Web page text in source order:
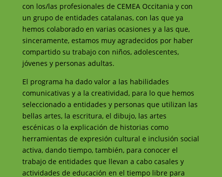
con los/las profesionales de CEMEA Occitania y con
un grupo de entidades catalanas, con las que ya
hemos colaborado en varias ocasiones y a las que,
sinceramente, estamos muy agradecidos por haber
compartido su trabajo con niños, adolescentes,
jóvenes y personas adultas.
El programa ha dado valor a las habilidades
comunicativas y a la creatividad, para lo que hemos
seleccionado a entidades y personas que utilizan las
bellas artes, la escritura, el dibujo, las artes
escénicas o la explicación de historias como
herramientas de expresión cultural e inclusión social
activa, dando tiempo, también, para conocer el
trabajo de entidades que llevan a cabo casales y
actividades de educación en el tiempo libre para